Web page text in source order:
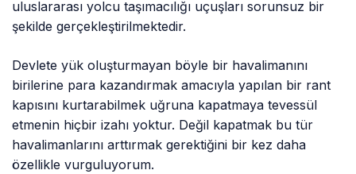
uluslararası yolcu taşımacılığı uçuşları sorunsuz bir
şekilde gerçekleştirilmektedir.
Devlete yük oluşturmayan böyle bir havalimanını
birilerine para kazandırmak amacıyla yapılan bir rant
kapısını kurtarabilmek uğruna kapatmaya tevessül
etmenin hiçbir izahı yoktur. Değil kapatmak bu tür
havalimanlarını arttırmak gerektiğini bir kez daha
özellikle vurguluyorum.